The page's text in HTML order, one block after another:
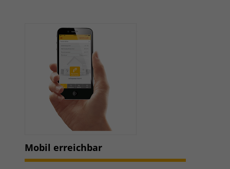
Mobil erreichbar